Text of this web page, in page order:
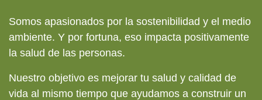
Somos apasionados por la sostenibilidad y el medio
ambiente. Y por fortuna, eso impacta positivamente
la salud de las personas.
Nuestro objetivo es mejorar tu salud y calidad de
vida al mismo tiempo que ayudamos a construir un